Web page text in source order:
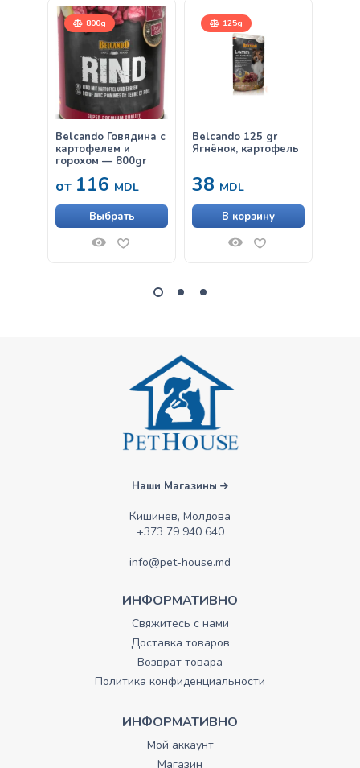
800g
Belcando Говядина с
картофелем и
горохом — 800gr
от 116 MDL
Выбрать
125g
Belcando 125 gr
Ягнёнок, картофель
38 MDL
В корзину
Наши Магазины
Кишинев, Молдова
+373 79 940 640
info@pet-house.md
ИНФОРМАТИВНО
Свяжитесь с нами
Доставка товаров
Возврат товара
Политика конфиденциальности
ИНФОРМАТИВНО
Мой аккаунт
Магазин